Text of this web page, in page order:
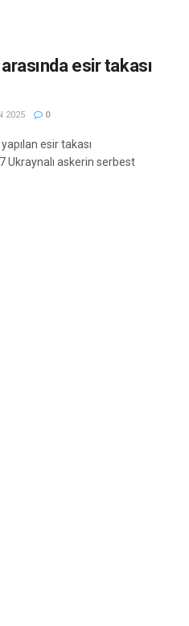
esir takası
2025 0
esir takası
Ukraynalı askerin serbest